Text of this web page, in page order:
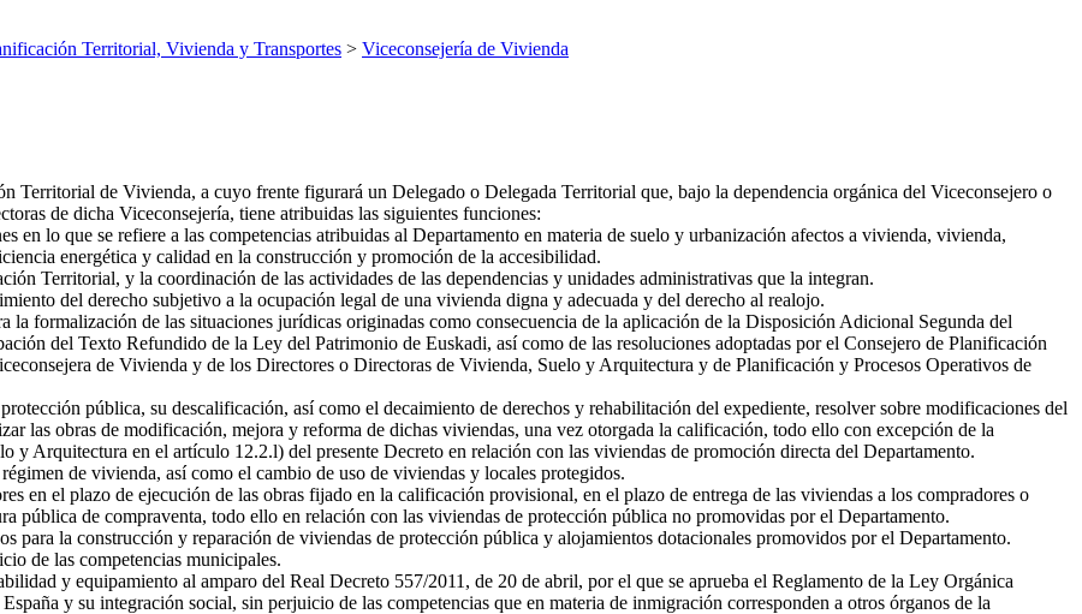
Territorial, Vivienda y Transportes > Viceconsejería de Vivienda
Territorial de Vivienda, a cuyo frente figurará un Delegado o Delegada Territorial que, bajo la dependencia orgánica del Viceconsejero o
de dicha Viceconsejería, tiene atribuidas las siguientes funciones:
en lo que se refiere a las competencias atribuidas al Departamento en materia de suelo y urbanización afectos a vivienda, vivienda,
energética y calidad en la construcción y promoción de la accesibilidad.
Territorial, y la coordinación de las actividades de las dependencias y unidades administrativas que la integran.
del derecho subjetivo a la ocupación legal de una vivienda digna y adecuada y del derecho al realojo.
la formalización de las situaciones jurídicas originadas como consecuencia de la aplicación de la Disposición Adicional Segunda del
del Texto Refundido de la Ley del Patrimonio de Euskadi, así como de las resoluciones adoptadas por el Consejero de Planificación
de Vivienda y de los Directores o Directoras de Vivienda, Suelo y Arquitectura y de Planificación y Procesos Operativos de
pública, su descalificación, así como el decaimiento de derechos y rehabilitación del expediente, resolver sobre modificaciones del
las obras de modificación, mejora y reforma de dichas viviendas, una vez otorgada la calificación, todo ello con excepción de la
y Arquitectura en el artículo 12.2.l) del presente Decreto en relación con las viviendas de promoción directa del Departamento.
de vivienda, así como el cambio de uso de viviendas y locales protegidos.
en el plazo de ejecución de las obras fijado en la calificación provisional, en el plazo de entrega de las viviendas a los compradores o
pública de compraventa, todo ello en relación con las viviendas de protección pública no promovidas por el Departamento.
para la construcción y reparación de viviendas de protección pública y alojamientos dotacionales promovidos por el Departamento.
de las competencias municipales.
y equipamiento al amparo del Real Decreto 557/2011, de 20 de abril, por el que se aprueba el Reglamento de la Ley Orgánica
y su integración social, sin perjuicio de las competencias que en materia de inmigración corresponden a otros órganos de la